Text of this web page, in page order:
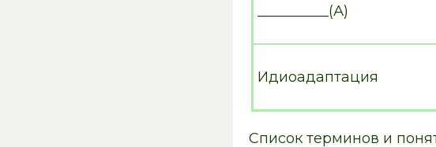
__________(А)
Идиоадаптация
Список терминов и